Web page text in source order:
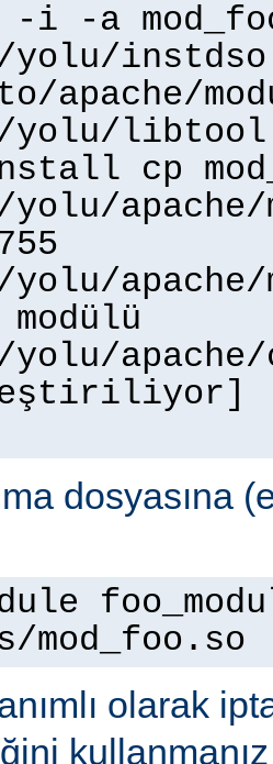
-i -a
yolu/
apache/
yolu/
cp
yolu/
apache/
yolu/
dosyasına
mod_foo.so
olarak